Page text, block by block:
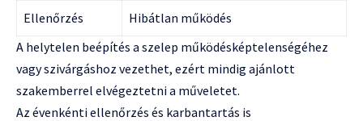
Ellenőrzés
Hibátlan működés
A helytelen beépítés a szelep működésképtelenségéhez
vagy szivárgáshoz vezethet, ezért mindig ajánlott
szakemberrel elvégeztetni a műveletet.
Az évenkénti ellenőrzés és karbantartás is